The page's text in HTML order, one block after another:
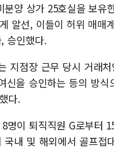
양 상가 25호실을 보유
알선, 이들이 허위 매매
승인했다.
지점장 근무 당시 거래
신을 승인하는 등의 방
다.
명이 퇴직직원 G로부터
국내 및 해외에서 골프